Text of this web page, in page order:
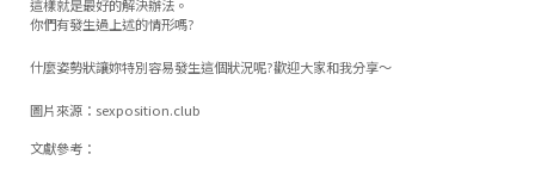
這樣就是最好的解決辦法。
你們有發生過上述的情形嗎?
什麼姿勢狀讓妳特別容易發生這個狀況呢?歡迎大家和我分享～
圖片來源：sexposition.club
文獻參考：